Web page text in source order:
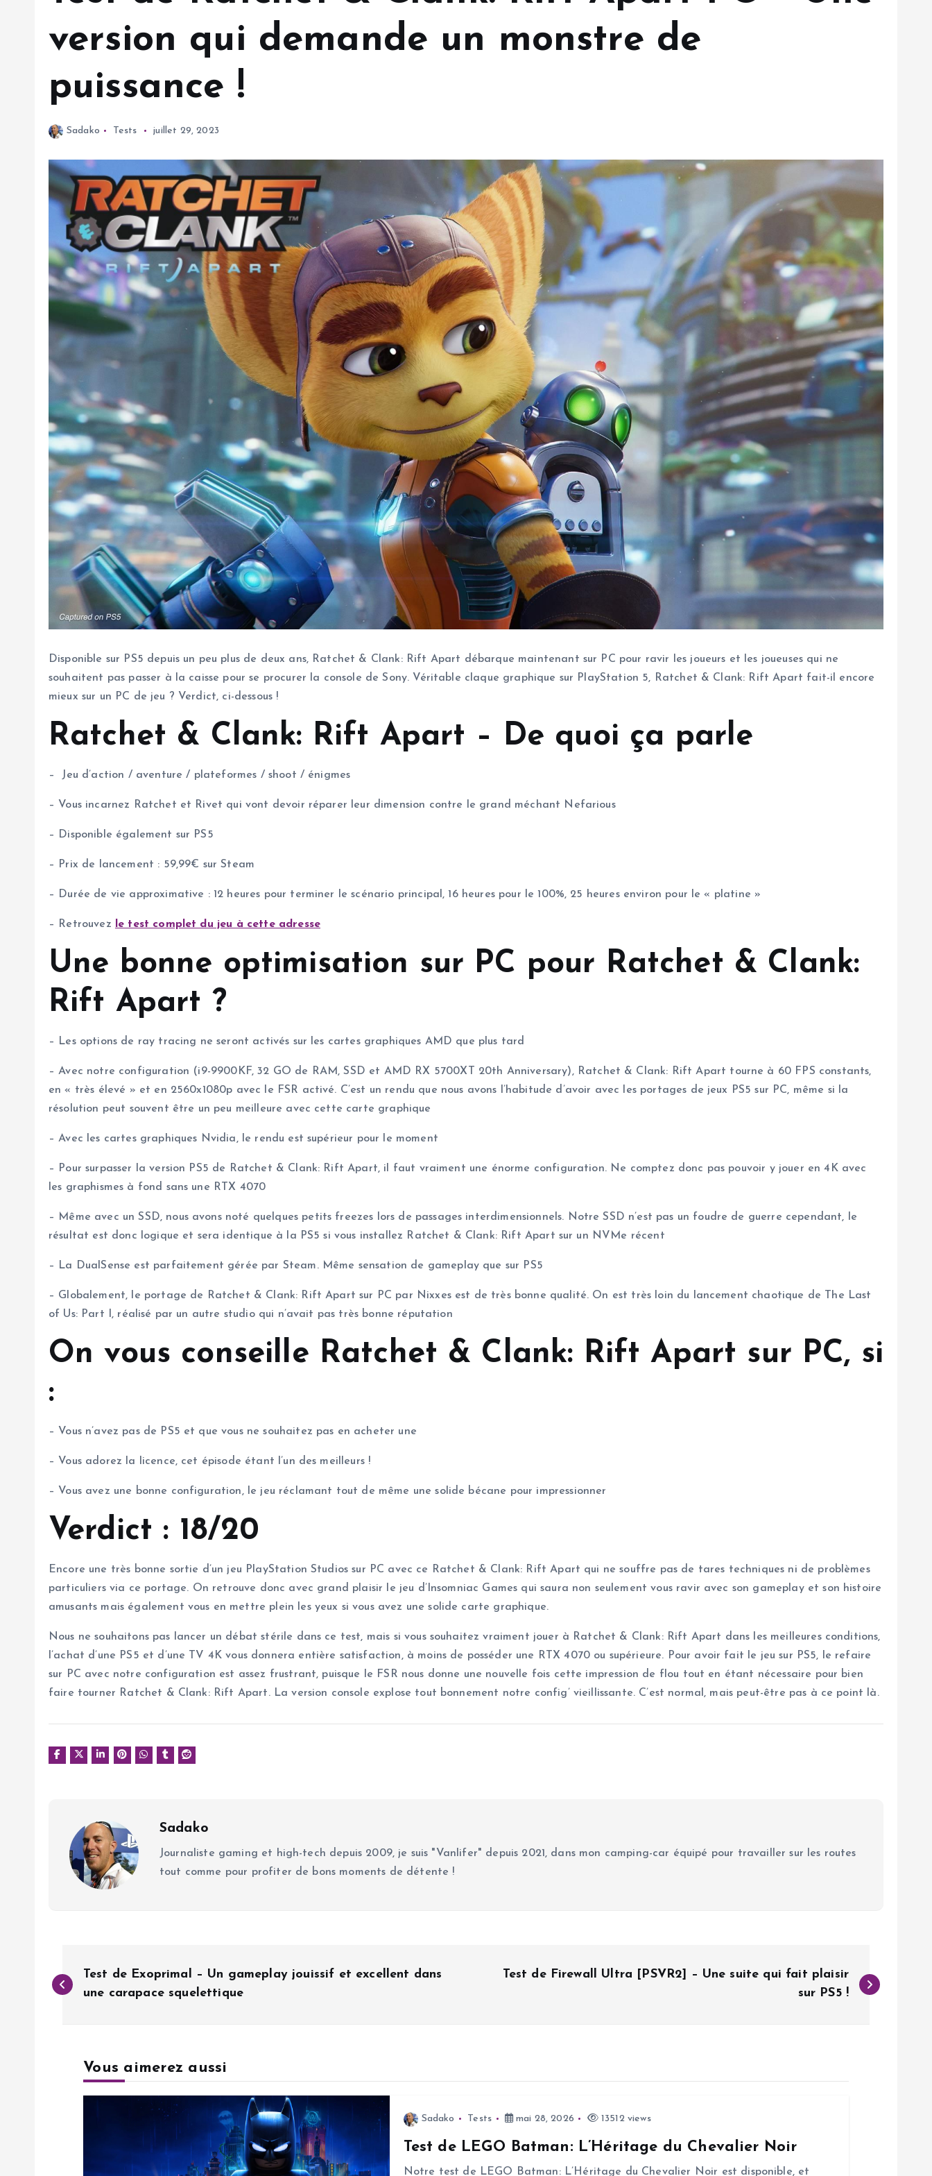
version qui demande un monstre de
puissance !
Sadako Tests juillet 29, 2023
Disponible sur PS5 depuis un peu plus de deux ans, Ratchet & Clank: Rift Apart débarque maintenant sur PC pour ravir les joueurs et les joueuses qui ne
souhaitent pas passer à la caisse pour se procurer la console de Sony. Véritable claque graphique sur PlayStation 5, Ratchet & Clank: Rift Apart fait-il encore
mieux sur un PC de jeu ? Verdict, ci-dessous !
Ratchet & Clank: Rift Apart – De quoi ça parle
– Jeu d’action / aventure / plateformes / shoot / énigmes
– Vous incarnez Ratchet et Rivet qui vont devoir réparer leur dimension contre le grand méchant Nefarious
– Disponible également sur PS5
– Prix de lancement : 59,99€ sur Steam
– Durée de vie approximative : 12 heures pour terminer le scénario principal, 16 heures pour le 100%, 25 heures environ pour le « platine »
– Retrouvez le test complet du jeu à cette adresse
Une bonne optimisation sur PC pour Ratchet & Clank:
Rift Apart ?
– Les options de ray tracing ne seront activés sur les cartes graphiques AMD que plus tard
– Avec notre configuration (i9-9900KF, 32 GO de RAM, SSD et AMD RX 5700XT 20th Anniversary), Ratchet & Clank: Rift Apart tourne à 60 FPS constants,
en « très élevé » et en 2560x1080p avec le FSR activé. C’est un rendu que nous avons l’habitude d’avoir avec les portages de jeux PS5 sur PC, même si la
résolution peut souvent être un peu meilleure avec cette carte graphique
– Avec les cartes graphiques Nvidia, le rendu est supérieur pour le moment
– Pour surpasser la version PS5 de Ratchet & Clank: Rift Apart, il faut vraiment une énorme configuration. Ne comptez donc pas pouvoir y jouer en 4K avec
les graphismes à fond sans une RTX 4070
– Même avec un SSD, nous avons noté quelques petits freezes lors de passages interdimensionnels. Notre SSD n’est pas un foudre de guerre cependant, le
résultat est donc logique et sera identique à la PS5 si vous installez Ratchet & Clank: Rift Apart sur un NVMe récent
– La DualSense est parfaitement gérée par Steam. Même sensation de gameplay que sur PS5
– Globalement, le portage de Ratchet & Clank: Rift Apart sur PC par Nixxes est de très bonne qualité. On est très loin du lancement chaotique de The Last
of Us: Part I, réalisé par un autre studio qui n’avait pas très bonne réputation
On vous conseille Ratchet & Clank: Rift Apart sur PC, si
:
– Vous n’avez pas de PS5 et que vous ne souhaitez pas en acheter une
– Vous adorez la licence, cet épisode étant l’un des meilleurs !
– Vous avez une bonne configuration, le jeu réclamant tout de même une solide bécane pour impressionner
Verdict : 18/20
Encore une très bonne sortie d’un jeu PlayStation Studios sur PC avec ce Ratchet & Clank: Rift Apart qui ne souffre pas de tares techniques ni de problèmes
particuliers via ce portage. On retrouve donc avec grand plaisir le jeu d’Insomniac Games qui saura non seulement vous ravir avec son gameplay et son histoire
amusants mais également vous en mettre plein les yeux si vous avez une solide carte graphique.
Nous ne souhaitons pas lancer un débat stérile dans ce test, mais si vous souhaitez vraiment jouer à Ratchet & Clank: Rift Apart dans les meilleures conditions,
l’achat d’une PS5 et d’une TV 4K vous donnera entière satisfaction, à moins de posséder une RTX 4070 ou supérieure. Pour avoir fait le jeu sur PS5, le refaire
sur PC avec notre configuration est assez frustrant, puisque le FSR nous donne une nouvelle fois cette impression de flou tout en étant nécessaire pour bien
faire tourner Ratchet & Clank: Rift Apart. La version console explose tout bonnement notre config’ vieillissante. C’est normal, mais peut-être pas à ce point là.
Sadako
Journaliste gaming et high-tech depuis 2009, je suis "Vanlifer" depuis 2021, dans mon camping-car équipé pour travailler sur les routes
tout comme pour profiter de bons moments de détente !
a
Test de Exoprimal – Un gameplay jouissif et excellent dans
une carapace squelettique
Test de Firewall Ultra [PSVR2] – Une suite qui fait plaisir
sur PS5 !
Vous aimerez aussi
Sadako Tests mai 28, 2026 13512 views
Test de LEGO Batman: L’Héritage du Chevalier Noir
Notre test de LEGO Batman: L’Héritage du Chevalier Noir est disponible, et